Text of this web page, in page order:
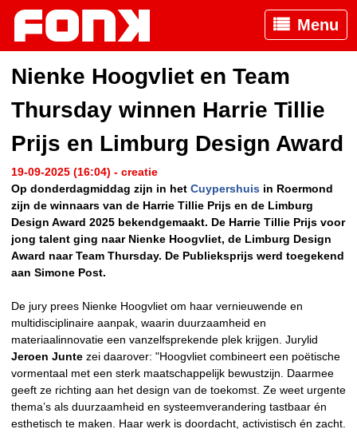
Menu
Nienke Hoogvliet en Team
Thursday winnen Harrie Tillie
Prijs en Limburg Design Award
19-09-2025 (16:04) - creatie
Op donderdagmiddag zijn in het Cuypershuis in Roermond
zijn de winnaars van de Harrie Tillie Prijs en de Limburg
Design Award 2025 bekendgemaakt. De Harrie Tillie Prijs voor
jong talent ging naar Nienke Hoogvliet, de Limburg Design
Award naar Team Thursday. De Publieksprijs werd toegekend
aan Simone Post.
De jury prees Nienke Hoogvliet om haar vernieuwende en
multidisciplinaire aanpak, waarin duurzaamheid en
materiaalinnovatie een vanzelfsprekende plek krijgen. Jurylid
Jeroen Junte zei daarover: "Hoogvliet combineert een poëtische
vormentaal met een sterk maatschappelijk bewustzijn. Daarmee
geeft ze richting aan het design van de toekomst. Ze weet urgente
thema’s als duurzaamheid en systeemverandering tastbaar én
esthetisch te maken. Haar werk is doordacht, activistisch én zacht.